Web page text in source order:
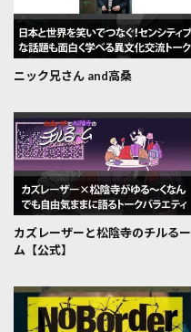
ニック兄さん and高桑
カズレーザーと松陰寺のチルるー
ム【公式】